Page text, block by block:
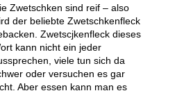
der beliebte Zwetschkenfleck
Zwetscjkenfleck dieses
kann nicht ein jeder
viele tun sich da
oder versuchen es gar
Aber essen kann man es